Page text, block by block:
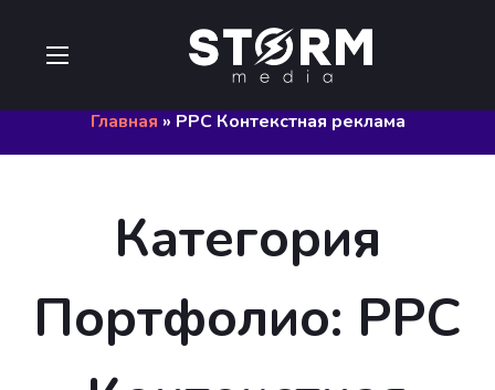
Главная » PPC Контекстная реклама
Категория
Портфолио: PPC